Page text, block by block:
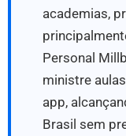
academias,
Personal
ministre
app,
Brasil sem